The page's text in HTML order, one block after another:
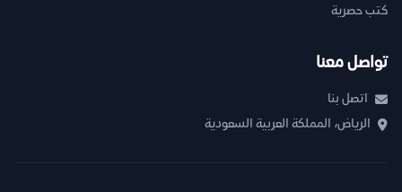
كتب حصرية
تواصل معنا
اتصل بنا
الرياض، المملكة العربية السعودية